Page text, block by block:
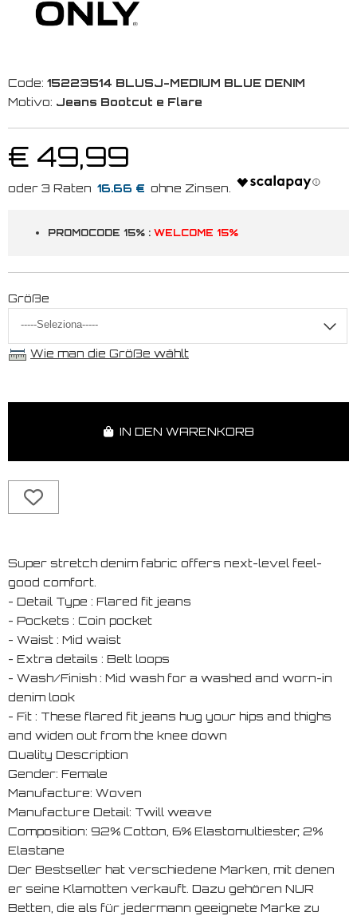
Code: 15223514 BLUSJ-MEDIUM BLUE DENIM
Motivo: Jeans Bootcut e Flare
€ 49,99
16.66 €
PROMOCODE 15% : WELCOME 15%
Größe
Wie man die Größe wählt
IN DEN WARENKORB
Super stretch denim fabric offers next-level feel-
good comfort.
- Detail Type : Flared fit jeans
- Pockets : Coin pocket
- Waist : Mid waist
- Extra details : Belt loops
- Wash/Finish : Mid wash for a washed and worn-in
denim look
- Fit : These flared fit jeans hug your hips and thighs
and widen out from the knee down
Quality Description
Gender: Female
Manufacture: Woven
Manufacture Detail: Twill weave
Composition: 92% Cotton, 6% Elastomultiester, 2%
Elastane
Der Bestseller hat verschiedene Marken, mit denen
er seine Klamotten verkauft. Dazu gehören NUR
Betten, die als für jedermann geeignete Marke zu